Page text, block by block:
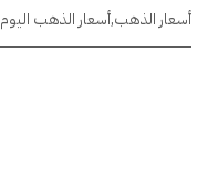
أسعار الذهب,أسعار الذهب اليوم